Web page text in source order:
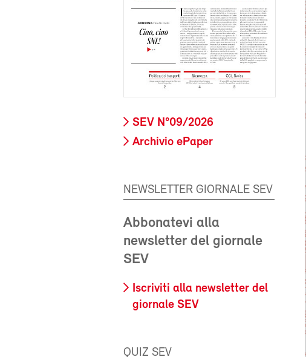
SEV N°09/2026
Archivio ePaper
NEWSLETTER GIORNALE SEV
Abbonatevi alla
newsletter del giornale
SEV
Iscriviti alla newsletter del
giornale SEV
QUIZ SEV